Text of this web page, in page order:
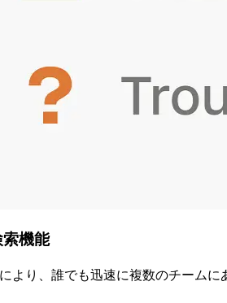
機能
より、誰でも迅速に複数のチーム